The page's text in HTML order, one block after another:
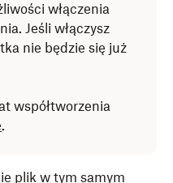
włączenia
Jeśli włączysz
nie będzie się już
współtworzenia
.
plik w tym samym